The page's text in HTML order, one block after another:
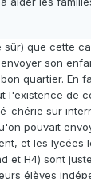
sûr) que cette
son
quartier. En
l'existence de
chérie sur
pouvait
et les lycées
et H4) sont
élèves